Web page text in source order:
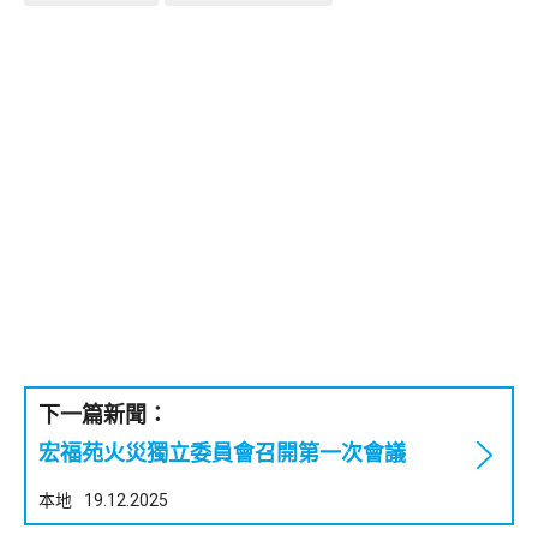
下一篇新聞：
宏福苑火災獨立委員會召開第一次會議
本地 19.12.2025